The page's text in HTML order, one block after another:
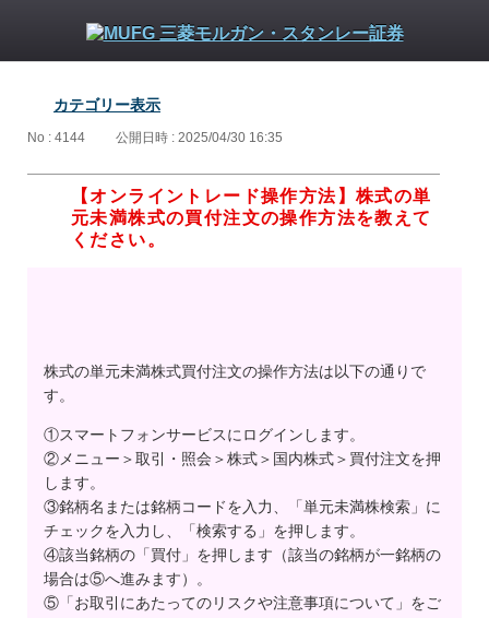
カテゴリー表示
No : 4144 公開日時 : 2025/04/30 16:35
【オンライントレード操作方法】株式の単
元未満株式の買付注文の操作方法を教えて
ください。
株式の単元未満株式買付注文の操作方法は以下の通りで
す。
①スマートフォンサービスにログインします。
②メニュー＞取引・照会＞株式＞国内株式＞買付注文を押
します。
③銘柄名または銘柄コードを入力、「単元未満株検索」に
チェックを入力し、「検索する」を押します。
④該当銘柄の「買付」を押します（該当の銘柄が一銘柄の
場合は⑤へ進みます）。
⑤「お取引にあたってのリスクや注意事項について」をご